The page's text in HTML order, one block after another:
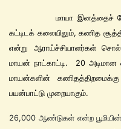
மாயா இனத்தைச்
கட்டிடக் கலையிலும், கணித
என்று ஆராய்ச்சி​யாளர்கள்
மாயன் நாட்காட்டி. 20
மாயன்களின்
பயன்பாட்டு முறையாகும்.
26,000 ஆண்டுகள் என்ற